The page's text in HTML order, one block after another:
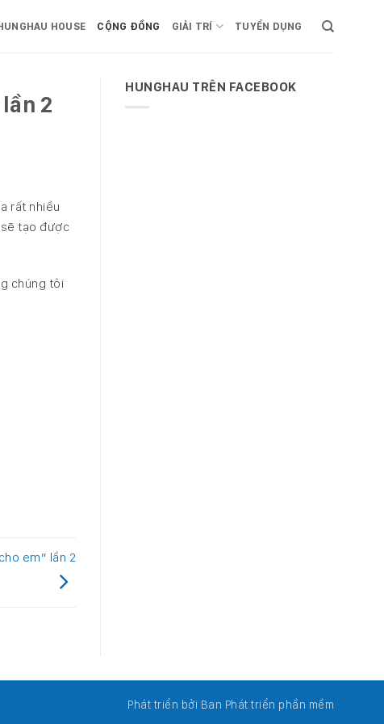
HOUSE CỘNG ĐỒNG GIẢI TRÍ TUYỂN DỤNG
2
rất nhiều
sẽ tạo được
chúng tôi
em” lần 2
HUNGHAU TRÊN FACEBOOK
Phát triển bởi Ban Phát triển phần mềm